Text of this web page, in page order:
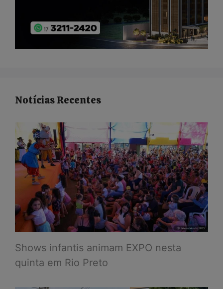
Notícias Recentes
Shows infantis animam EXPO nesta
quinta em Rio Preto